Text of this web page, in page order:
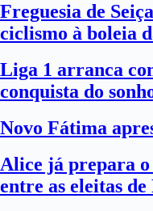
Freguesia de
ciclismo à boleia
Liga 1 arranca
conquista do
Novo Fátima
Alice já prepara
entre as eleitas